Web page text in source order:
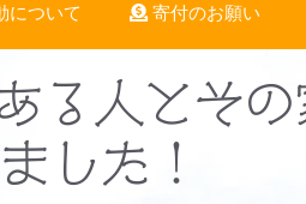
について 寄付のお願い
る人とそ
した！